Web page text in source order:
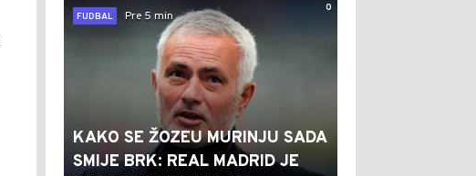
0
FUDBAL
Pre 5 min
KAKO SE ŽOZEU MURINJU SADA
SMIJE BRK: REAL MADRID JE